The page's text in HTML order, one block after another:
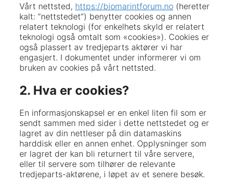
Vårt nettsted, https://biomarintforum.no (heretter
kalt: ”nettstedet”) benytter cookies og annen
relatert teknologi (for enkelhets skyld er relatert
teknologi også omtalt som «cookies»). Cookies er
også plassert av tredjeparts aktører vi har
engasjert. I dokumentet under informerer vi om
bruken av cookies på vårt nettsted.
2. Hva er cookies?
En informasjonskapsel er en enkel liten fil som er
sendt sammen med sider i dette nettstedet og er
lagret av din nettleser på din datamaskins
harddisk eller en annen enhet. Opplysninger som
er lagret der kan bli returnert til våre servere,
eller til servere som tilhører de relevante
tredjeparts-aktørene, i løpet av et senere besøk.